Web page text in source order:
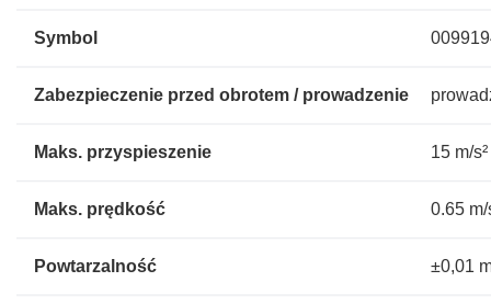
Symbol
Zabezpieczenie przed obrotem / prowadzenie
Maks. przyspieszenie 15 m/s²
Maks. prędkość 0.65 m/
Powtarzalność ±0,01